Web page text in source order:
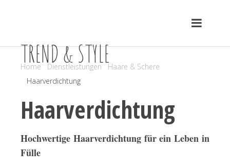
TREND & STYLE
Home Dienstleistungen
Haare & Schere
Haarverdichtung
Haarverdichtung
Hochwertige Haarverdichtung für ein Leben in
Fülle